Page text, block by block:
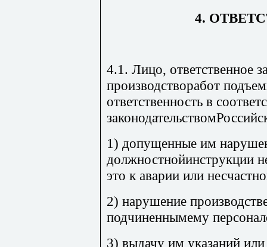
4.
4.1. Лицо, ответственное
производстворабот
ответственность в
1) допущенные им
должностнойинструкции
это к аварии или
2) нарушение
подчиненнымему
3) выдачу им указаний